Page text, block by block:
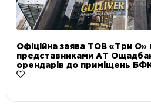
Офіційна заява ТОВ «Три
представниками АТ
орендарів до приміщень